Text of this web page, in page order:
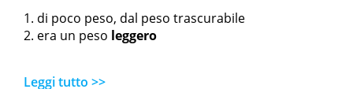
di poco peso, dal peso trascurabile
era un peso leggero
Leggi tutto >>